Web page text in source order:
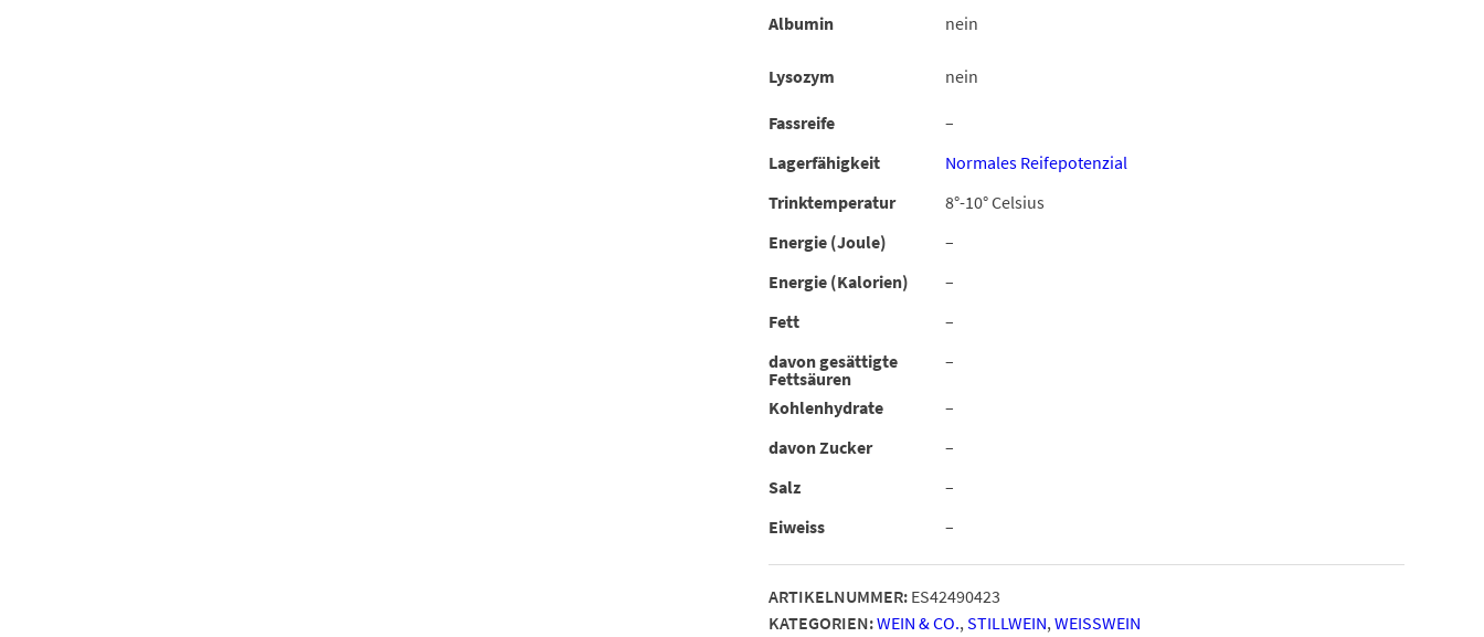
Albumin nein
Lysozym nein
Fassreife
–
Lagerfähigkeit
Normales Reifepotenzial
Trinktemperatur
8°-10° Celsius
Energie (Joule)
–
Energie (Kalorien)
–
Fett
–
davon gesättigte
Fettsäuren
–
Kohlenhydrate
–
davon Zucker
–
Salz
–
Eiweiss
–
ARTIKELNUMMER: ES42490423
KATEGORIEN:WEIN & CO.,STILLWEIN,WEISSWEIN